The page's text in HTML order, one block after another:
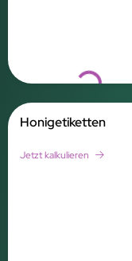
Loading...
Honigetiketten
Jetzt kalkulieren